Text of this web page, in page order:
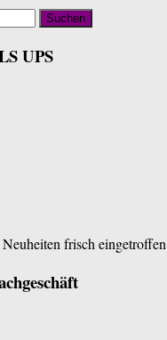
UPS
frisch eingetroffen